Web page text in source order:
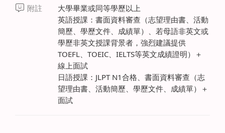
附註
大學畢業或同等學歷以上
英語授課：書面資料審查（志望理由書、活動
簡歷、學歷文件、成績單）、若母語非英文或
學歷非英文授課背景者，強烈建議提供
TOEFL、TOEIC、IELTS等英文成績證明）＋
線上面試
日語授課：JLPT N1合格、書面資料審查（志
望理由書、活動簡歷、學歷文件、成績單）＋
面試